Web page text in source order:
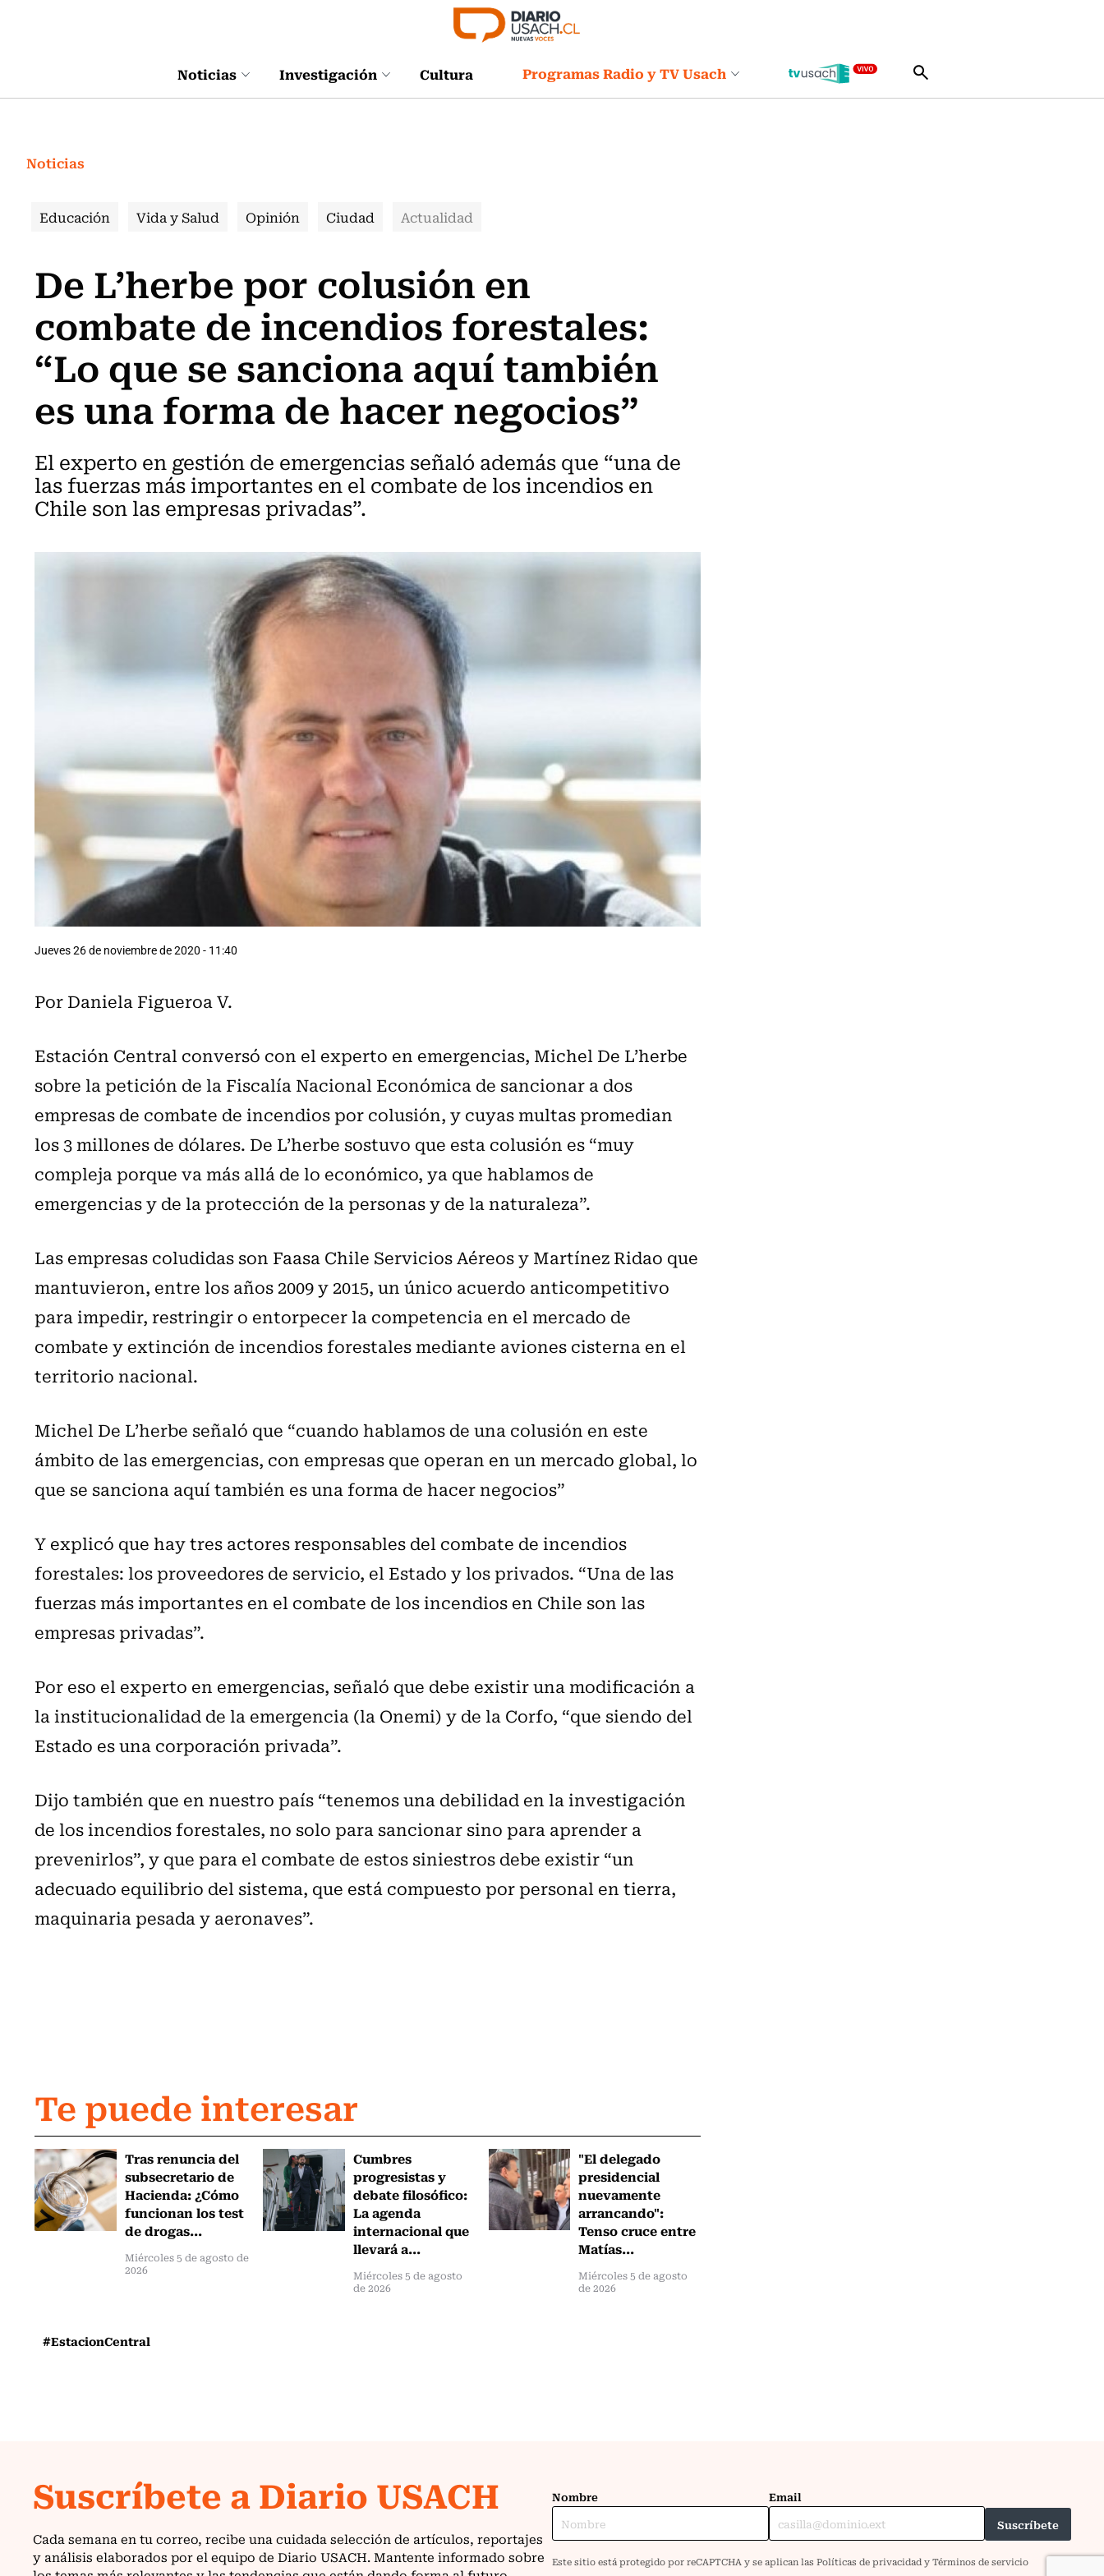
Noticias Investigación Cultura Programas Radio y TV Usach
Noticias
Educación Vida y Salud Opinión Ciudad Actualidad
De L’herbe por colusión en
combate de incendios forestales:
“Lo que se sanciona aquí también
es una forma de hacer negocios”
El experto en gestión de emergencias señaló además que “una de
las fuerzas más importantes en el combate de los incendios en
Chile son las empresas privadas”.
Jueves 26 de noviembre de 2020 - 11:40
Por Daniela Figueroa V.
Estación Central conversó con el experto en emergencias, Michel De L’herbe
sobre la petición de la Fiscalía Nacional Económica de sancionar a dos
empresas de combate de incendios por colusión, y cuyas multas promedian
los 3 millones de dólares. De L’herbe sostuvo que esta colusión es “muy
compleja porque va más allá de lo económico, ya que hablamos de
emergencias y de la protección de la personas y de la naturaleza”.
Las empresas coludidas son Faasa Chile Servicios Aéreos y Martínez Ridao que
mantuvieron, entre los años 2009 y 2015, un único acuerdo anticompetitivo
para impedir, restringir o entorpecer la competencia en el mercado de
combate y extinción de incendios forestales mediante aviones cisterna en el
territorio nacional.
Michel De L’herbe señaló que “cuando hablamos de una colusión en este
ámbito de las emergencias, con empresas que operan en un mercado global, lo
que se sanciona aquí también es una forma de hacer negocios”
Y explicó que hay tres actores responsables del combate de incendios
forestales: los proveedores de servicio, el Estado y los privados. “Una de las
fuerzas más importantes en el combate de los incendios en Chile son las
empresas privadas”.
Por eso el experto en emergencias, señaló que debe existir una modificación a
la institucionalidad de la emergencia (la Onemi) y de la Corfo, “que siendo del
Estado es una corporación privada”.
Dijo también que en nuestro país “tenemos una debilidad en la investigación
de los incendios forestales, no solo para sancionar sino para aprender a
prevenirlos”, y que para el combate de estos siniestros debe existir “un
adecuado equilibrio del sistema, que está compuesto por personal en tierra,
maquinaria pesada y aeronaves”.
Te puede interesar
Tras renuncia del
subsecretario de
Hacienda: ¿Cómo
funcionan los test
de drogas...
Miércoles 5 de agosto de
2026
Cumbres
progresistas y
debate filosófico:
La agenda
internacional que
llevará a...
Miércoles 5 de agosto
de 2026
"El delegado
presidencial
nuevamente
arrancando":
Tenso cruce entre
Matías...
Miércoles 5 de agosto
de 2026
#EstacionCentral